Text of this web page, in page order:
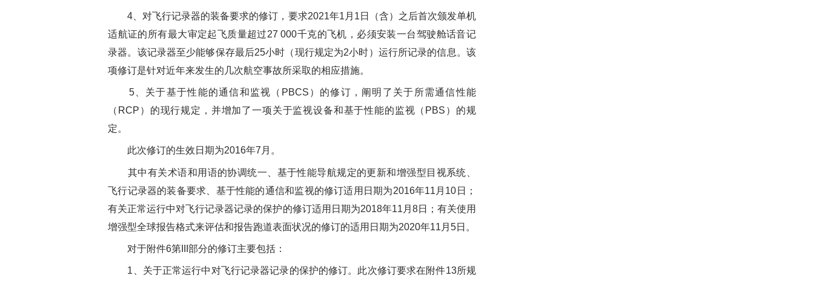
4、对飞行记录器的装备要求的修订，要求2021年1月1日（含）之后首次颁发单机
适航证的所有最大审定起飞质量超过27 000千克的飞机，必须安装一台驾驶舱话音记
录器。该记录器至少能够保存最后25小时（现行规定为2小时）运行所记录的信息。该
项修订是针对近年来发生的几次航空事故所采取的相应措施。
5、关于基于性能的通信和监视（PBCS）的修订，阐明了关于所需通信性能
（RCP）的现行规定，并增加了一项关于监视设备和基于性能的监视（PBS）的规
定。
此次修订的生效日期为2016年7月。
其中有关术语和用语的协调统一、基于性能导航规定的更新和增强型目视系统、
飞行记录器的装备要求、基于性能的通信和监视的修订适用日期为2016年11月10日；
有关正常运行中对飞行记录器记录的保护的修订适用日期为2018年11月8日；有关使用
增强型全球报告格式来评估和报告跑道表面状况的修订的适用日期为2020年11月5日。
对于附件6第III部分的修订主要包括：
1、关于正常运行中对飞行记录器记录的保护的修订。此次修订要求在附件13所规